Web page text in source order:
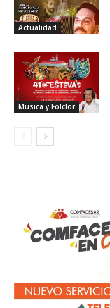
Actualidad
Musica y Folclor